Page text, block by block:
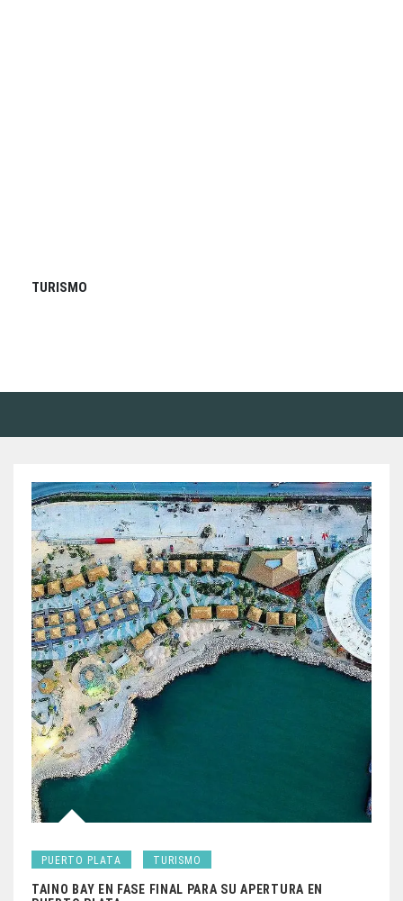
TURISMO
PUERTO PLATA TURISMO
TAINO BAY EN FASE FINAL PARA SU APERTURA EN